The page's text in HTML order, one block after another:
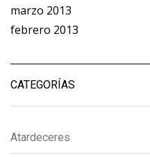
marzo 2013
febrero 2013
CATEGORÍAS
Atardeceres